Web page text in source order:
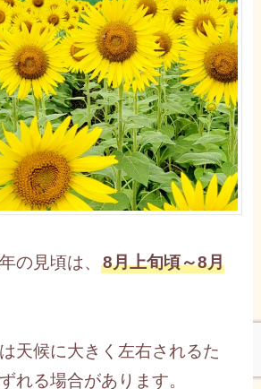
の見頃は、8月上旬頃～8月
天候に大きく左右されるた
れる場合があります。